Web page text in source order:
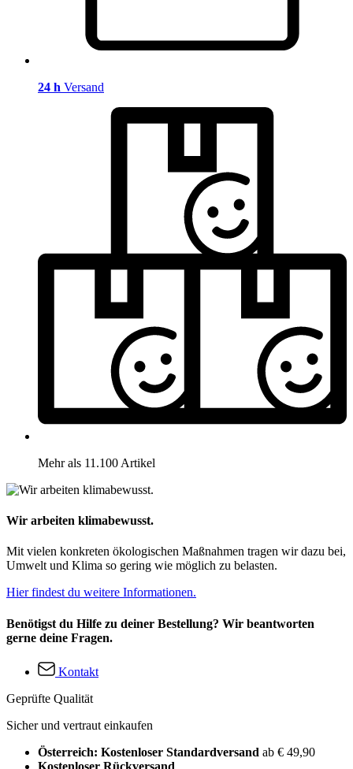
24 h Versand
Mehr als 11.100 Artikel
Wir arbeiten klimabewusst.
Mit vielen konkreten ökologischen Maßnahmen tragen wir dazu bei,
Umwelt und Klima so gering wie möglich zu belasten.
Hier findest du weitere Informationen.
Benötigst du Hilfe zu deiner Bestellung? Wir beantworten
gerne deine Fragen.
Kontakt
Geprüfte Qualität
Sicher und vertraut einkaufen
Österreich: Kostenloser Standardversand ab € 49,90
Kostenloser Rückversand